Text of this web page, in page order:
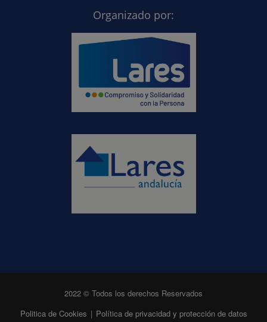
Organizado por:
2022 © Todos los derechos Reservados
Politica de Cookies | Política de privacidad y protección de datos